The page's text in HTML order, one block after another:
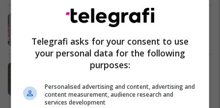
Anesteziologët ikin nga QKUK-ja
28/07/2020
Anesteziologu nga Nju Jorku rrëfen
me COVID-19
Nga Bota
Telegrafi asks for your consent to use
your personal data for the following
purposes:
Personalised advertising and content, advertising and
content measurement, audience research and
services development